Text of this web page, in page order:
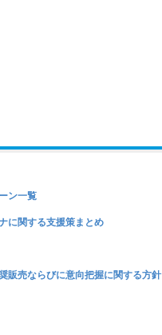
ン一覧
に関する支援策まとめ
販売ならびに意向把握に関する方針